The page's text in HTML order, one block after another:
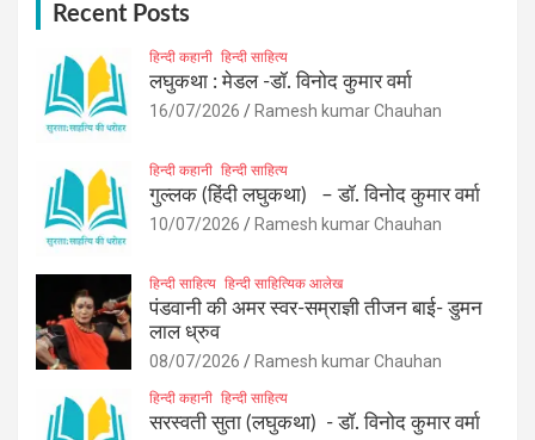
Recent Posts
हिन्दी कहानी हिन्दी साहित्य
लघुकथा : मेडल -डॉ. विनोद कुमार वर्मा
16/07/2026 Ramesh kumar Chauhan
हिन्दी कहानी हिन्दी साहित्य
गुल्लक (हिंदी लघुकथा) – डॉ. विनोद कुमार वर्मा
10/07/2026 Ramesh kumar Chauhan
हिन्दी साहित्य हिन्दी साहित्यिक आलेख
पंडवानी की अमर स्वर-सम्राज्ञी तीजन बाई- डुमन
लाल ध्रुव
08/07/2026 Ramesh kumar Chauhan
हिन्दी कहानी हिन्दी साहित्य
सरस्वती सुता (लघुकथा) ​- डॉ. विनोद कुमार वर्मा